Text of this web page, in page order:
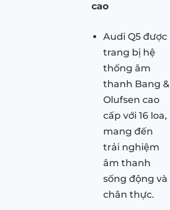
cao
Audi Q5 được
trang bị hệ
thống âm
thanh Bang &
Olufsen cao
cấp với 16 loa,
mang đến
trải nghiệm
âm thanh
sống động và
chân thực.